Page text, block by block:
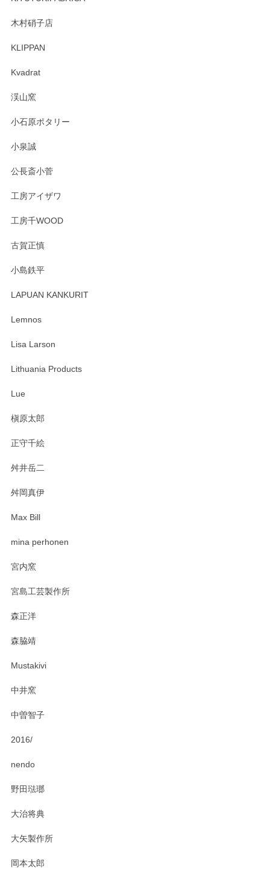
淡いグリーンのカラーがとても可愛いです❤️ ありがとうござ
す。 素敵な湯呑みでとても気に入りました。 発送も早く、
たm(_)m
います。無事に届いたようで安心いたしまし
おかけしました。 ありがとうございます。
木村硝子店
KLIPPAN
Kvadrat
渓山窯
小石原ポタリー
小泉誠
公長斎小菅
工房アイザワ
工房千WOOD
古賀正慎
小島鉄平
LAPUAN KANKURIT
Lemnos
Lisa Larson
Lithuania Products
Lue
槇原太郎
正守千絵
舛井岳二
舛岡真伊
Max Bill
mina perhonen
宮内窯
宮島工芸製作所
森正洋
森脇靖
Mustakivi
中井窯
中曽智子
2016/
nendo
野田琺瑯
大治将典
大矢製作所
岡本太郎